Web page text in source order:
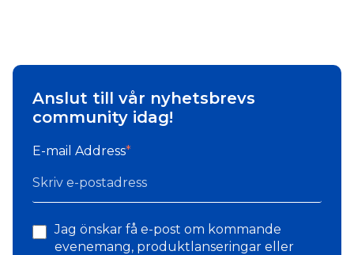
Anslut till vår nyhetsbrevs
community idag!
E-mail Address*
Jag önskar få e-post om kommande
evenemang, produktlanseringar eller